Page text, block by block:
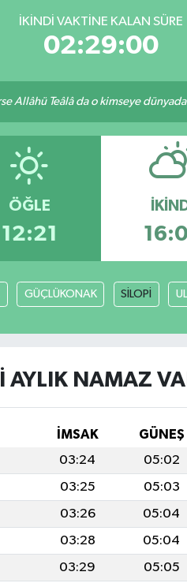
İKINDI VAKTINE KALAN SÜRE
02:29:00
Allâhü Teâlâ da o kimseye
ÖĞLE
12:21
GÜÇLÜKONAK SİLOPİ
AYLIK NAMAZ
İMSAK GÜNEŞ
03:24 05:02
03:25 05:03
03:26 05:04
03:28 05:04
03:29 05:05